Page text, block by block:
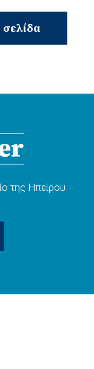
της Ηπείρου